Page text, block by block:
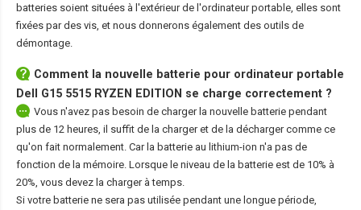
batteries soient situées à l'extérieur de l'ordinateur portable, elles sont
fixées par des vis, et nous donnerons également des outils de
démontage.
Comment la nouvelle batterie pour ordinateur portable
Dell G15 5515 RYZEN EDITION se charge correctement ?
Vous n'avez pas besoin de charger la nouvelle batterie pendant
plus de 12 heures, il suffit de la charger et de la décharger comme ce
qu'on fait normalement. Car la batterie au lithium-ion n'a pas de
fonction de la mémoire. Lorsque le niveau de la batterie est de 10% à
20%, vous devez la charger à temps.
Si votre batterie ne sera pas utilisée pendant une longue période,